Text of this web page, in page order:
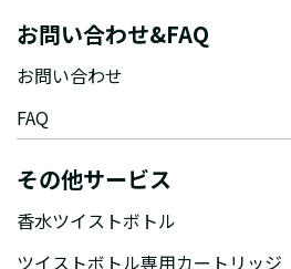
お問い合わせ&FAQ
お問い合わせ
FAQ
その他サービス
香水ツイストボトル
ツイストボトル専用カートリッジ